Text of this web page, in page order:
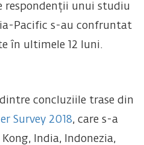
respondenții unui studiu
Pacific s-au confruntat
în ultimele 12 luni.
concluziile trase din
Survey 2018, care s-a
India, Indonezia,